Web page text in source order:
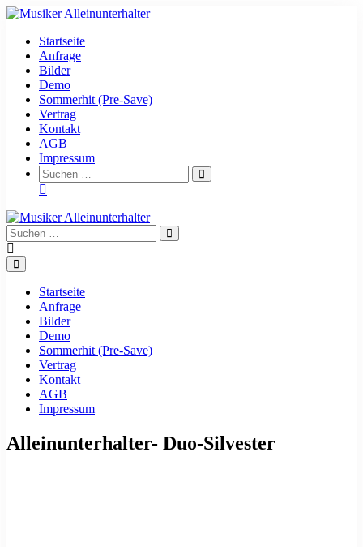
Zum
springenStartseite
Anfrage
Bilder
Demo
Sommerhit (Pre-Save)
Vertrag
Kontakt
AGB
Impressum
Suche-
Schalter
Suchen
nach:
Suche-
Schalter
Suchen
nach:
Menü-
Schalter
Startseite
Anfrage
Bilder
Demo
Sommerhit (Pre-Save)
Vertrag
Kontakt
AGB
Impressum
Alleinunterhalter- Duo-Silvester